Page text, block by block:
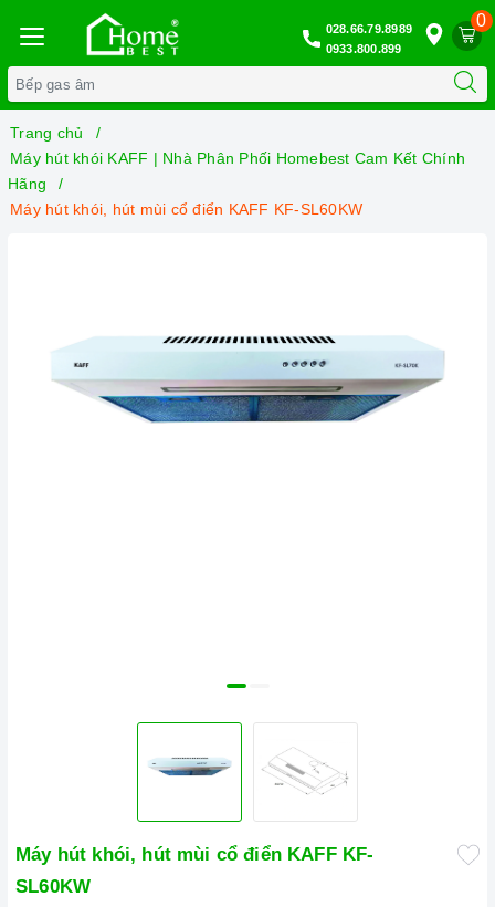
0
028.66.79.8989
0933.800.899
Trang chủ
Máy hút khói KAFF | Nhà Phân Phối Homebest Cam Kết Chính
Hãng
Máy hút khói, hút mùi cổ điển KAFF KF-SL60KW
Máy hút khói, hút mùi cổ điển KAFF KF-
SL60KW